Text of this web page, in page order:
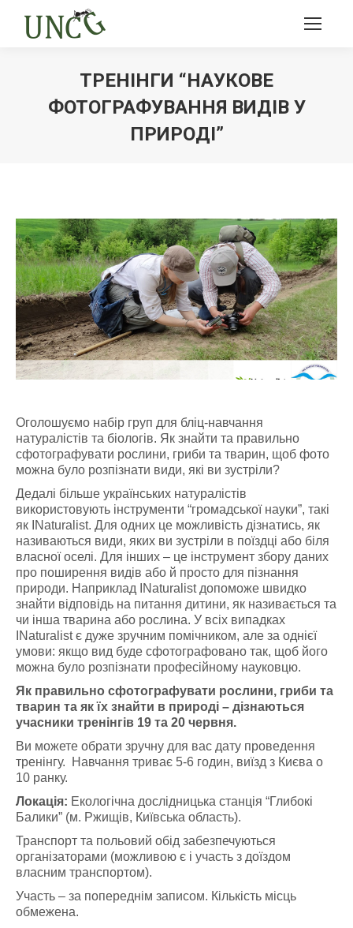
ТРЕНІНГИ “НАУКОВЕ
ФОТОГРАФУВАННЯ ВИДІВ У
ПРИРОДІ”
Оголошуємо набір груп для бліц-навчання
натуралістів та біологів. Як знайти та правильно
сфотографувати рослини, гриби та тварин, щоб фото
можна було розпізнати види, які ви зустріли?
Дедалі більше українських натуралістів
використовують інструменти “громадської науки”, такі
як INaturalist. Для одних це можливість дізнатись, як
називаються види, яких ви зустріли в поїздці або біля
власної оселі. Для інших – це інструмент збору даних
про поширення видів або й просто для пізнання
природи. Наприклад INaturalist допоможе швидко
знайти відповідь на питання дитини, як називається та
чи інша тварина або рослина. У всіх випадках
INaturalist є дуже зручним помічником, але за однієї
умови: якщо вид буде сфотографовано так, щоб його
можна було розпізнати професійному науковцю.
Як правильно сфотографувати рослини, гриби та
тварин та як їх знайти в природі – дізнаються
учасники тренінгів 19 та 20 червня.
Ви можете обрати зручну для вас дату проведення
тренінгу. Навчання триває 5-6 годин, виїзд з Києва о
10 ранку.
Локація: Екологічна дослідницька станція “Глибокі
Балики” (м. Ржищів, Київська область).
Транспорт та польовий обід забезпечуються
організаторами (можливою є і участь з доїздом
власним транспортом).
Участь – за попереднім записом. Кількість місць
обмежена.